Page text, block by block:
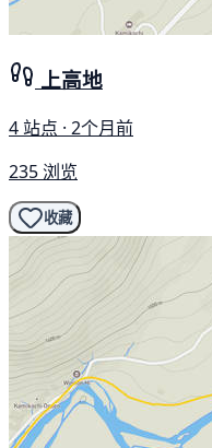
上高地
4 站点 · 2个月前
235 浏览
收藏